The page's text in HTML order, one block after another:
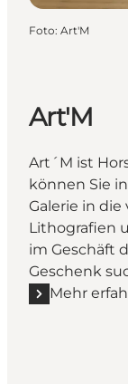
Foto: Art'M
Art'M
Art´M ist
können Sie
Galerie in
Lithografien
im Geschäft
Geschenk
Mehr
Mehr